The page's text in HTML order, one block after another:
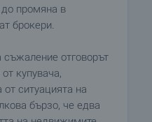
до промяна в
брокери.
отговорът
купувача,
ситуацията на
бързо, че едва